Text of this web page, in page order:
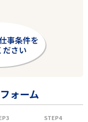
ォーム
STEP4